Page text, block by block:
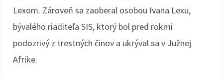
Lexom. Zároveň sa zaoberal osobou Ivana Lexu,
bývalého riaditeľa SIS, ktorý bol pred rokmi
podozrivý z trestných činov a ukrýval sa v Južnej
Afrike.